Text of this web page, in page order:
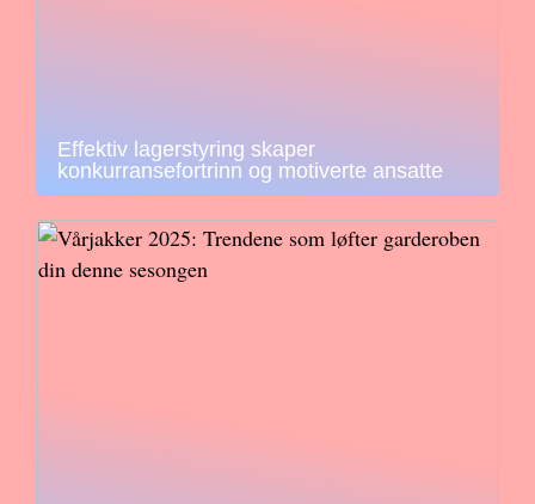
Effektiv lagerstyring skaper
konkurransefortrinn og motiverte ansatte